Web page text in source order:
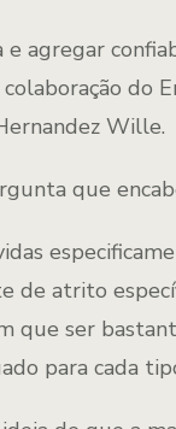
agregar
do
Wille.
que
de atrito
que ser
para cada